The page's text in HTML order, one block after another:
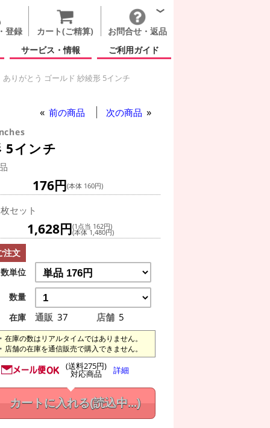
登録 カート(ご精算)
お問合せ・返品
サービス・情報
ご利用ガイド
りがとう ゴールド 紗綾形 5インチ
前の商品 次の商品
5インチ
176円(本体 160円)
セット
1,628円(1点当 162円)
(本体 1,480円)
注文
数単位
数量
在庫
通販 37 店舗 5
在庫の数はリアルタイムではありません。
店舗の在庫を通信販売で購入できません。
(送料275円)
対応商品 詳細
カートに入れる(読込中...)